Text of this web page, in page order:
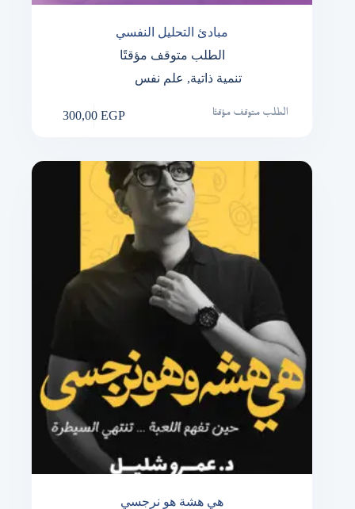
مبادئ التحليل النفسي
الطلب متوقف مؤقتًا
تنمية ذاتية, علم نفس
300,00EGP الطلب متوقف مؤقتًا
هي هشة هو نرجسي